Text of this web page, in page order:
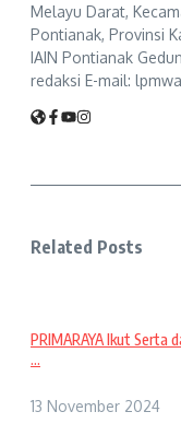
Melayu Darat,
Pontianak, Provinsi
IAIN Pontianak
redaksi E-mail:
Related Posts
PRIMARAYA Ikut Serta
...
13 November 2024